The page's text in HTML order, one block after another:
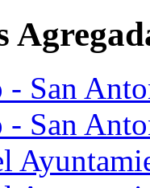
- San
- San